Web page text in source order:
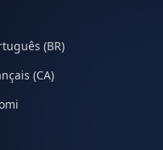
(BR)
(CA)